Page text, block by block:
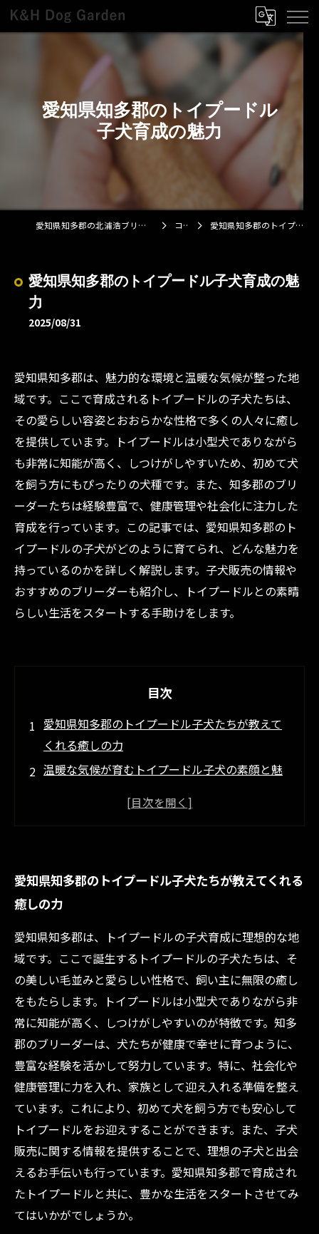
愛知県知多郡のトイプードル
子犬育成の魅力
愛知県知多郡の北浦浩ブリーダーならK&H Dog Garden コラム 愛知県知多郡のトイプードル子犬育成の魅力
愛知県知多郡のトイプードル子犬育成の魅
力
2025/08/31
愛知県知多郡は、魅力的な環境と温暖な気候が整った地
域です。ここで育成されるトイプードルの子犬たちは、
その愛らしい容姿とおおらかな性格で多くの人々に癒し
を提供しています。トイプードルは小型犬でありながら
も非常に知能が高く、しつけがしやすいため、初めて犬
を飼う方にもぴったりの犬種です。また、知多郡のブリ
ーダーたちは経験豊富で、健康管理や社会化に注力した
育成を行っています。この記事では、愛知県知多郡のト
イプードルの子犬がどのように育てられ、どんな魅力を
持っているのかを詳しく解説します。子犬販売の情報や
おすすめのブリーダーも紹介し、トイプードルとの素晴
らしい生活をスタートする手助けをします。
目次
愛知県知多郡のトイプードル子犬たちが教えて
くれる癒しの力
温暖な気候が育むトイプードル子犬の素顔と魅
初めて犬を飼うならトイプードル！しつけのし
ードルの育成法
トイプードルとの素晴らしい生活をスタートす
るためのヒント
愛知県知多郡で見つけるおすすめのトイプード
ルブリーダー
トイプードル子犬との出会いがもたらす幸せな
未来
愛知県知多郡のトイプードル子犬たちが教えてくれる
癒しの力
愛知県知多郡は、トイプードルの子犬育成に理想的な地
域です。ここで誕生するトイプードルの子犬たちは、そ
の美しい毛並みと愛らしい性格で、飼い主に無限の癒し
をもたらします。トイプードルは小型犬でありながら非
常に知能が高く、しつけがしやすいのが特徴です。知多
郡のブリーダーは、犬たちが健康で幸せに育つように、
豊富な経験を活かして努力しています。特に、社会化や
健康管理に力を入れ、家族として迎え入れる準備を整え
ています。これにより、初めて犬を飼う方でも安心して
トイプードルをお迎えすることができます。また、子犬
販売に関する情報を提供することで、理想の子犬と出会
えるお手伝いも行っています。愛知県知多郡で育成され
たトイプードルと共に、豊かな生活をスタートさせてみ
てはいかがでしょうか。